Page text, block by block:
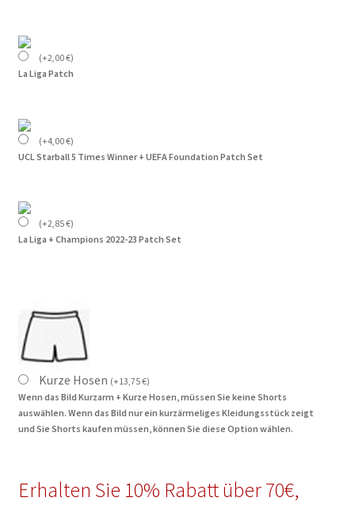
(+2,00€)
La Liga Patch
(+4,00€)
UCL Starball 5 Times Winner + UEFA Foundation Patch Set
(+2,85€)
La Liga + Champions 2022-23 Patch Set
Kurze Hosen (+13,75€)
Wenn das Bild Kurzarm + Kurze Hosen, müssen Sie keine Shorts
auswählen. Wenn das Bild nur ein kurzärmeliges Kleidungsstück zeigt
und Sie Shorts kaufen müssen, können Sie diese Option wählen.
Erhalten Sie 10% Rabatt über 70€,